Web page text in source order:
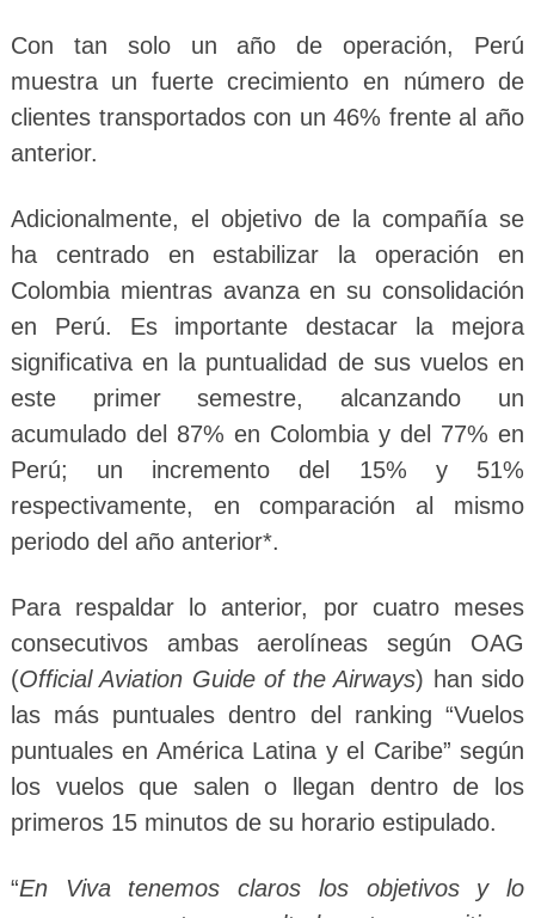
Con tan solo un año de operación, Perú
muestra un fuerte crecimiento en número de
clientes transportados con un 46% frente al año
anterior.
Adicionalmente, el objetivo de la compañía se
ha centrado en estabilizar la operación en
Colombia mientras avanza en su consolidación
en Perú. Es importante destacar la mejora
significativa en la puntualidad de sus vuelos en
este primer semestre, alcanzando un
acumulado del 87% en Colombia y del 77% en
Perú; un incremento del 15% y 51%
respectivamente, en comparación al mismo
periodo del año anterior*.
Para respaldar lo anterior, por cuatro meses
consecutivos ambas aerolíneas según OAG
(Official Aviation Guide of the Airways) han sido
las más puntuales dentro del ranking “Vuelos
puntuales en América Latina y el Caribe” según
los vuelos que salen o llegan dentro de los
primeros 15 minutos de su horario estipulado.
“En Viva tenemos claros los objetivos y lo